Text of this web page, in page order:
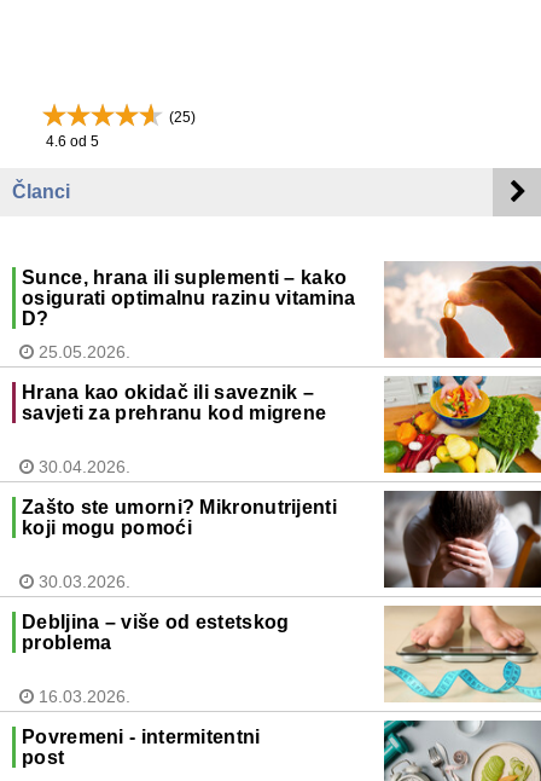
(25)
4.6 od 5
Članci
Sunce, hrana ili suplementi – kako
osigurati optimalnu razinu vitamina
D?
25.05.2026.
Hrana kao okidač ili saveznik –
savjeti za prehranu kod migrene
30.04.2026.
Zašto ste umorni? Mikronutrijenti
koji mogu pomoći
30.03.2026.
Debljina – više od estetskog
problema
16.03.2026.
Povremeni - intermitentni
post